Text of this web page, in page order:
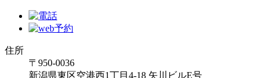
住所
〒950-0036
新潟県東区空港西1丁目4-18 矢川ビルE号